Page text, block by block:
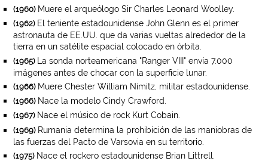
(1960)Muere el arqueólogo Sir Charles Leonard Woolley.
(1962)El teniente estadounidense John Glenn es el primer
astronauta de EE.UU. que da varias vueltas alrededor de la
tierra en un satélite espacial colocado en órbita.
(1965)La sonda norteamericana "Ranger VIII" envía 7.000
imágenes antes de chocar con la superficie lunar.
(1966)Muere Chester William Nimitz, militar estadounidense.
(1966)Nace la modelo Cindy Crawford.
(1967)Nace el músico de rock Kurt Cobain.
(1969)Rumania determina la prohibición de las maniobras de
las fuerzas del Pacto de Varsovia en su territorio.
(1975)Nace el rockero estadounidense Brian Littrell.